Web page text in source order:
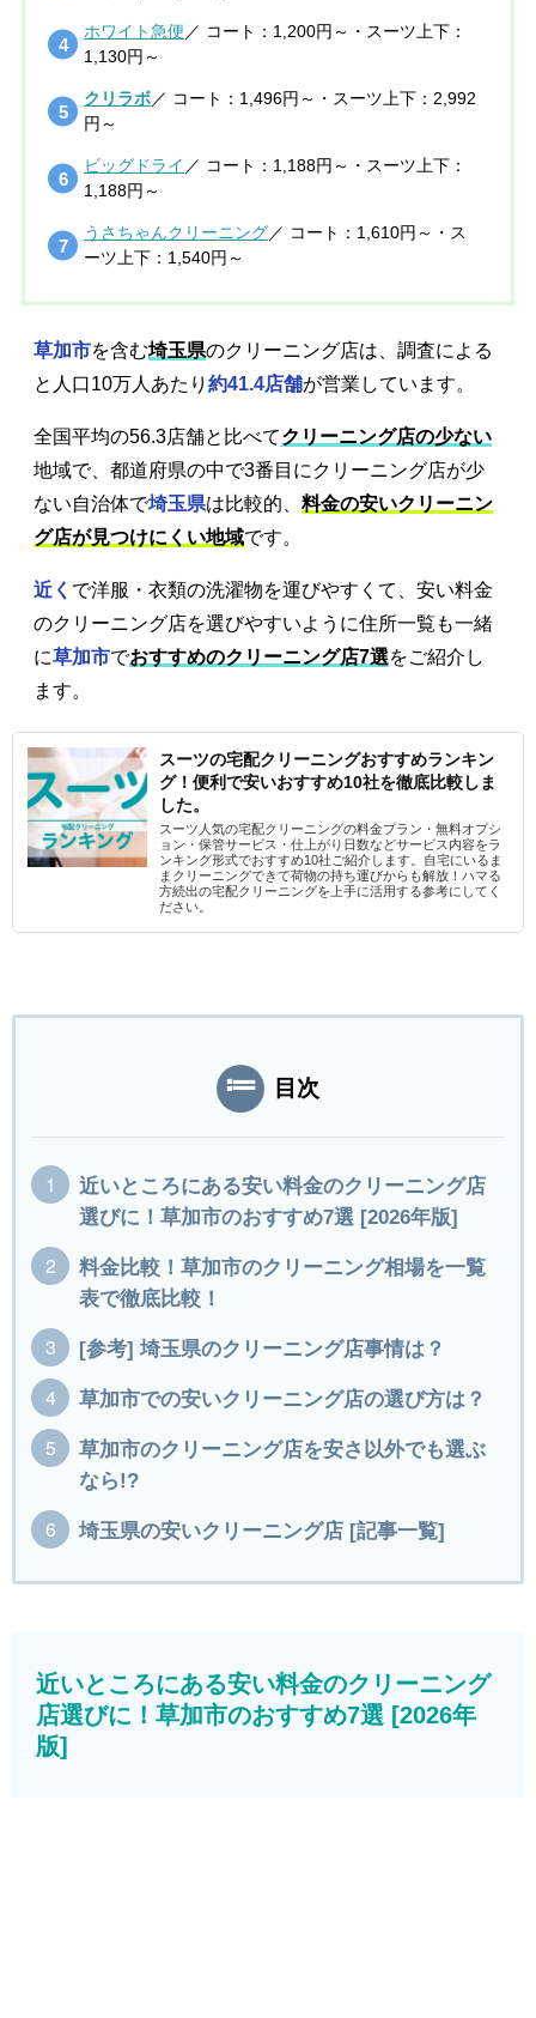
ホワイト急便 ／ コート：1,200円～・スーツ上下：
1,130円～
クリラボ／ コート：1,496円～・スーツ上下：2,992
円～
ビッグドライ ／ コート：1,188円～・スーツ上下：
1,188円～
うさちゃんクリーニング／ コート：1,610円～・ス
ーツ上下：1,540円～
草加市を含む埼玉県のクリーニング店は、調査による
と人口10万人あたり 約41.4店舗が営業しています。
全国平均の56.3店舗と比べてクリーニング店の少ない
地域で、都道府県の中で3番目にクリーニング店が少
ない自治体で埼玉県は比較的、 料金の安いクリーニン
グ店が見つけにくい地域です。
近く で洋服・衣類の洗濯物を運びやすくて、安い料金
のクリーニング店を選びやすいように住所一覧も一緒
に草加市でおすすめのクリーニング店7選をご紹介し
ます。
スーツの宅配クリーニングおすすめランキン
グ！便利で安いおすすめ10社を徹底比較しま
した。
スーツ人気の宅配クリーニングの料金プラン・無料オプシ
ョン・保管サービス・仕上がり日数などサービス内容をラ
ンキング形式でおすすめ10社ご紹介します。自宅にいるま
まクリーニングできて荷物の持ち運びからも解放！ハマる
方続出の宅配クリーニングを上手に活用する参考にしてく
ださい。
目次
近いところにある安い料金のクリーニング店
選びに！草加市のおすすめ7選 [2026年版]
料金比較！草加市のクリーニング相場を一覧
表で徹底比較！
[参考] 埼玉県のクリーニング店事情は？
草加市での安いクリーニング店の選び方は？
草加市のクリーニング店を安さ以外でも選ぶ
なら!?
埼玉県の安いクリーニング店 [記事一覧]
近いところにある安い料金のクリーニング
店選びに！草加市のおすすめ7選 [2026年
版]